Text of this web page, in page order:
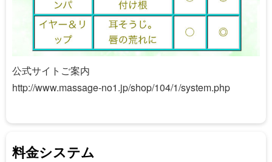
公式サイトご案内
http://www.massage-no1.jp/shop/104/1/system.php
料金システム